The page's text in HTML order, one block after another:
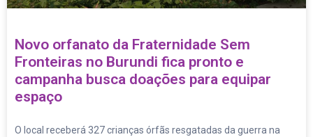
Novo orfanato da Fraternidade Sem
Fronteiras no Burundi fica pronto e
campanha busca doações para equipar
espaço
O local receberá 327 crianças órfãs resgatadas da guerra na